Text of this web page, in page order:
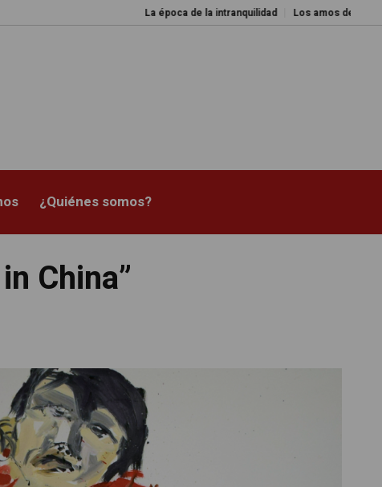
La época de la intranquilidad Los amos del mundo
¿Quiénes somos?
China”